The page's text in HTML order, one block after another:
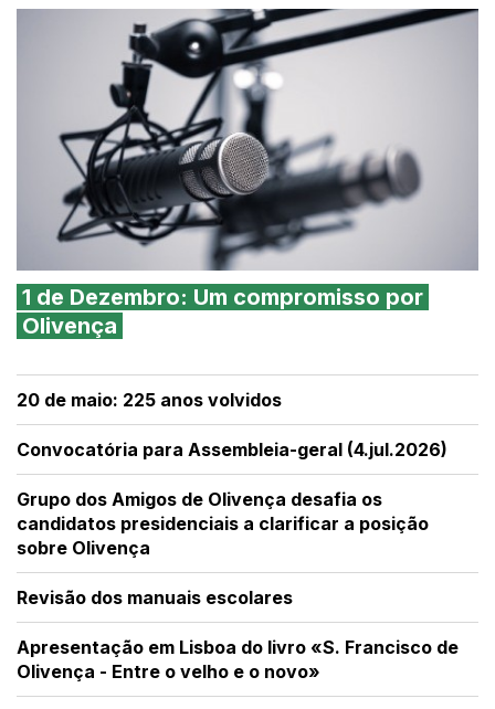
1 de Dezembro: Um compromisso por
Olivença
20 de maio: 225 anos volvidos
Convocatória para Assembleia-geral (4.jul.2026)
Grupo dos Amigos de Olivença desafia os
candidatos presidenciais a clarificar a posição
sobre Olivença
Revisão dos manuais escolares
Apresentação em Lisboa do livro «S. Francisco de
Olivença - Entre o velho e o novo»